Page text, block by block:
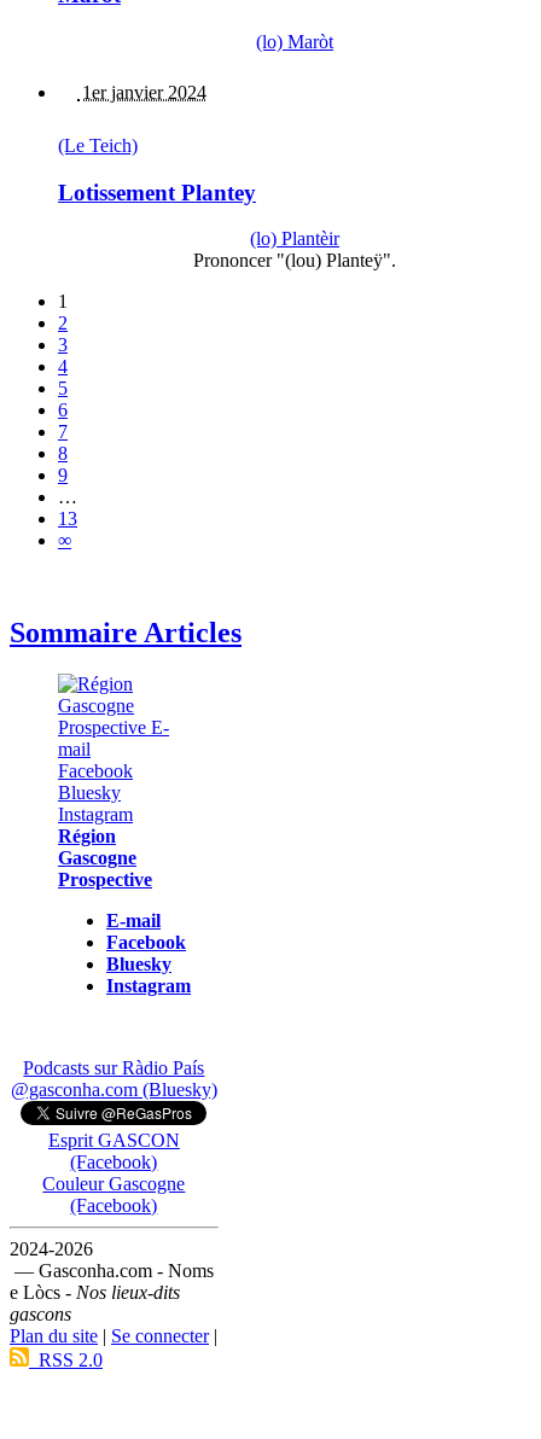
(lo) Maròt
1er janvier 2024
(Le Teich)
Lotissement Plantey
(lo) Plantèir
Prononcer "(lou) Planteÿ".
1
2
3
4
5
6
7
8
9
…
13
∞
Sommaire Articles
Région
Gascogne
Prospective
E-mail
Facebook
Bluesky
Instagram
Podcasts sur Ràdio País
@gasconha.com (Bluesky)
Esprit GASCON
(Facebook)
Couleur Gascogne
(Facebook)
2024-2026
— Gasconha.com - Noms
e Lòcs - Nos lieux-dits
gascons
Plan du site | Se connecter|
RSS 2.0